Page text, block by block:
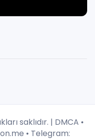
saklıdır. | DMCA •
• Telegram: